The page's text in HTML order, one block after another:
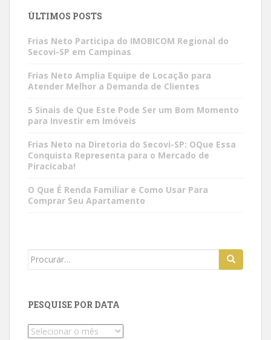
ÚLTIMOS POSTS
Frias Neto Participa do IMOBICOM Regional do
Secovi-SP em Campinas
Frias Neto Amplia Equipe de Locação para
Atender Melhor a Demanda de Clientes
5 Sinais de Que Este Pode Ser um Bom Momento
para Investir em Imóveis
Frias Neto na Diretoria do Secovi-SP: OQue Essa
Conquista Representa para o Mercado de
Piracicaba!
O Que É Renda Familiar e Como Usar Para
Comprar Seu Apartamento
Search
PESQUISE POR DATA
Pesquise